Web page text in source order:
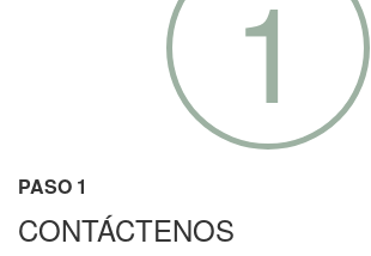
1
PASO 1
CONTÁCTENOS